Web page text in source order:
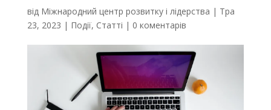
від Міжнародний центр розвитку і лідерства | Тра
23, 2023 | Події, Статті | 0 коментарів